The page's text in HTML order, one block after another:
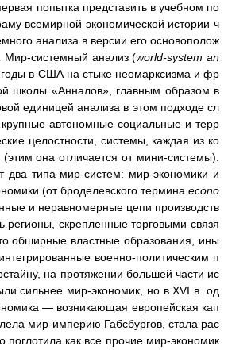
попытка представить в учебном по
всемирной экономической истории ч
анализа в версии его основополож
Мир-системный анализ (world-system an
годы в США на стыке неомарксизма и фр
школы «Анналов», главным образом в
единицей анализа в этом подходе сл
крупные автономные социальные и терр
целостности, системы, каждая из ко
она отличается от мини-системы).
два типа мир-систем: мир-экономики и
(от броделевского термина econo
и неравномерные цепи производств
регионы, скрепленныеторговыми связя
обширные властные образования, ины
военно-политическим п
на протяжении большей части ис
сильнее мир-экономик, но в XVI в. од
— возникающая европейская кап
мир-империю Габсбургов, стала рас
поглотила как все прочие мир-экономик